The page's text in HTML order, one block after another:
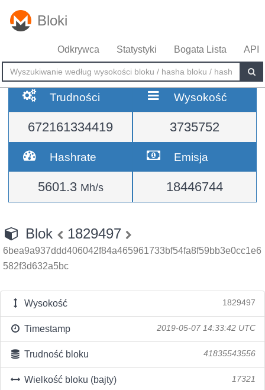
Bloki
Odkrywca Statystyki Bogata Lista API
Trudności
672161334419
Wysokość
3735752
Hashrate
5601.3 Mh/s
Emisja
18446744
Blok 1829497
6bea9a937ddd406042f84a465961733bf54fa8f59bb3e0cc1e6
582f3d632a5bc
Wysokość 1829497
Timestamp 2019-05-07 14:33:42 UTC
Trudność bloku 41835543556
Wielkość bloku (bajty) 17321